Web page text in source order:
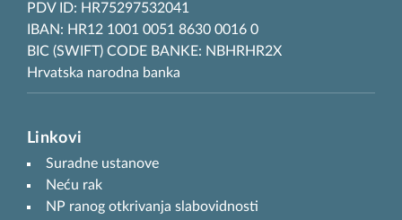
PDV ID: HR75297532041
IBAN: HR12 1001 0051 8630 0016 0
BIC (SWIFT) CODE BANKE: NBHRHR2X
Hrvatska narodna banka
Linkovi
Suradne ustanove
Neću rak
NP ranog otkrivanja slabovidnosti